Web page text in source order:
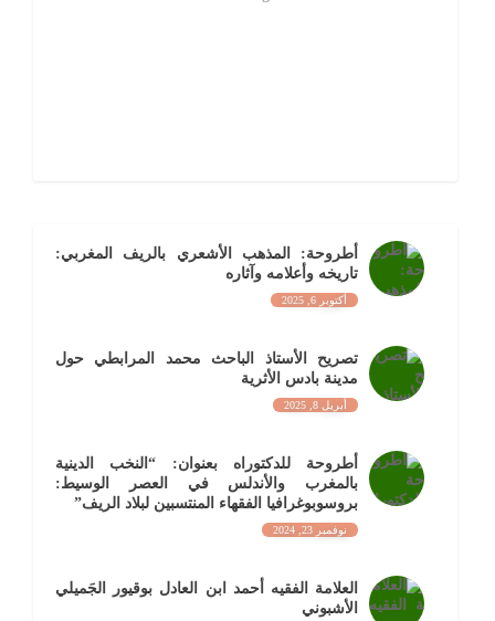
أطروحة: المذهب الأشعري بالريف المغربي:
تاريخه وأعلامه وآثاره
أكتوبر 6, 2025
تصريح الأستاذ الباحث محمد المرابطي حول
مدينة بادس الأثرية
أبريل 8, 2025
أطروحة للدكتوراه بعنوان: “النخب الدينية
بالمغرب والأندلس في العصر الوسيط:
بروسوبوغرافيا الفقهاء المنتسبين لبلاد الريف”
نوفمبر 23, 2024
العلامة الفقيه أحمد ابن العادل بوقيور الجَميلي
الأشبوني